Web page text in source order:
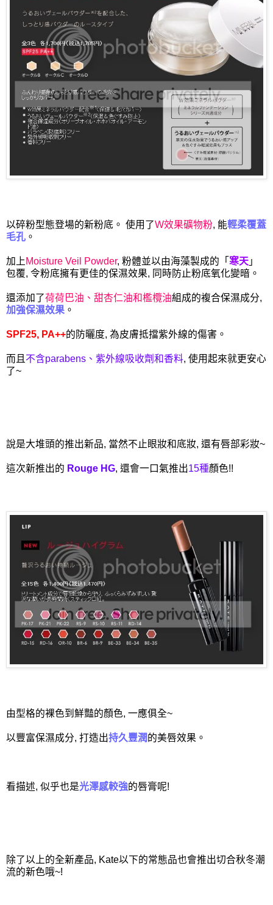
以碎粉型態登場的新粉底。 使用了W效果礦物粉, 能輕柔覆蓋
毛孔 。
加上 Moisture Veil Powder, 粉體並以由海藻製成的「 寒天 」
包覆, 令粉底擁有更佳的保濕效果, 同時防止粉底氧化變暗。
還添加了荷荷巴油、甜杏仁油和檻欖油組成的複合保濕成分,
加強保濕效果 。
SPF25, PA++的防曬度, 為皮膚抵擋紫外線的傷害。
而且 不含parabens、紫外線吸收劑和香料, 使用起來就更安心
了~
說是大堆頭的推出新品, 當然不止眼妝和底妝, 還有唇部彩妝~
這次新推出的 Rouge HG, 還會一口氣推出15種顏色!!
由型格的裸色到鮮豔的顏色, 一應俱全~
以豐富保濕成分, 打造出持久豐潤的美唇效果。
看描述, 似乎也是光澤感較強的唇膏呢!
除了以上的全新產品, Kate以下的常態品也會推出切合秋冬潮
流的新色哦~!